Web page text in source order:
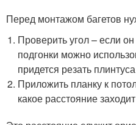
Перед монтажом багетов
Проверить угол – если
подгонки можно
придется резать
Приложить планку к
какое расстояние